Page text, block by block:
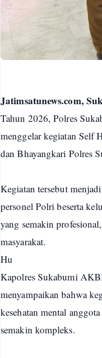
Jatimsatunews.com,
Tahun 2026, Polres
menggelar kegiatan Self
dan Bhayangkari Polres
Kegiatan tersebut
personel Polri beserta
yang semakin
masyarakat.
Hu
Kapolres Sukabumi
menyampaikan bahwa
kesehatan mental
semakin kompleks.